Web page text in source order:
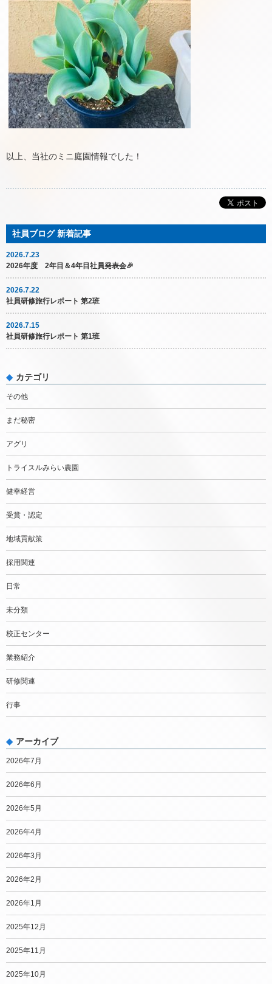
以上、当社のミニ庭園情報でした！
2026.7.23
2026年度 2年目＆4年目社員発表会🎉
2026.7.22
社員研修旅行レポート 第2班
2026.7.15
社員研修旅行レポート 第1班
カテゴリ
その他
まだ秘密
アグリ
トライスルみらい農園
健幸経営
受賞・認定
地域貢献策
採用関連
日常
未分類
校正センター
業務紹介
研修関連
行事
アーカイブ
2026年7月
2026年6月
2026年5月
2026年4月
2026年3月
2026年2月
2026年1月
2025年12月
2025年11月
2025年10月